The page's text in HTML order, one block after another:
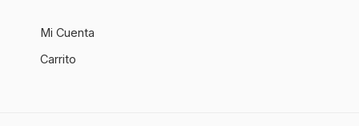
Mi Cuenta
Carrito